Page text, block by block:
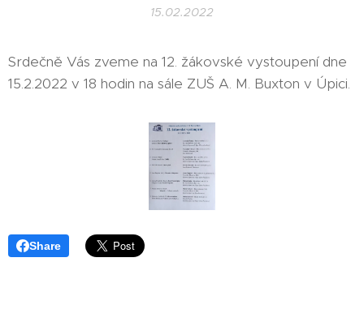
15.02.2022
Srdečně Vás zveme na 12. žákovské vystoupení dne
15.2.2022 v 18 hodin na sále ZUŠ A. M. Buxton v Úpici.
Share